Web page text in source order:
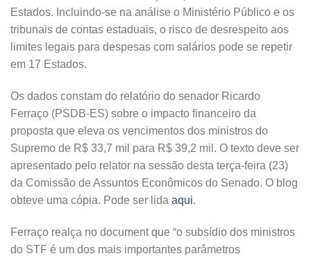
Estados. Incluindo-se na análise o Ministério Público e os
tribunais de contas estaduais, o risco de desrespeito aos
limites legais para despesas com salários pode se repetir
em 17 Estados.
Os dados constam do relatório do senador Ricardo
Ferraço (PSDB-ES) sobre o impacto financeiro da
proposta que eleva os vencimentos dos ministros do
Supremo de R$ 33,7 mil para R$ 39,2 mil. O texto deve ser
apresentado pelo relator na sessão desta terça-feira (23)
da Comissão de Assuntos Econômicos do Senado. O blog
obteve uma cópia. Pode ser lida aqui.
Ferraço realça no document que “o subsídio dos ministros
do STF é um dos mais importantes parâmetros